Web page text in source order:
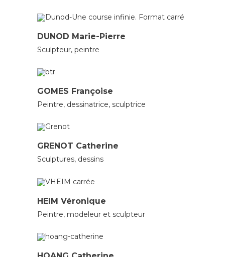
PEINTRES SCULPTEURS
DUNOD Marie-Pierre
Sculpteur, peintre
GOMES Françoise
Peintre, dessinatrice, sculptrice
GRENOT Catherine
Sculptures, dessins
PEINTRES
HEIM Véronique
Peintre, modeleur et sculpteur